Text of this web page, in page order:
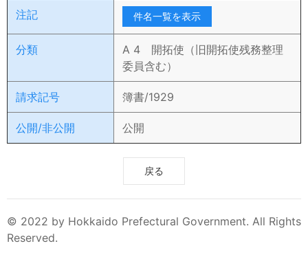
注記 件名一覧を表示
分類
A 4 開拓使（旧開拓使残務整理
委員含む）
請求記号 簿書/1929
公開/非公開 公開
戻る
© 2022 by Hokkaido Prefectural Government. All Rights
Reserved.